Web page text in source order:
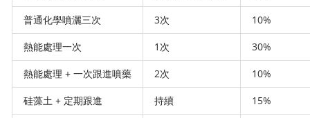
普通化學噴灑三次 3次 10%
熱能處理一次 1次 30%
熱能處理 + 一次跟進噴藥 2次 10%
硅藻土 + 定期跟進 持續 15%